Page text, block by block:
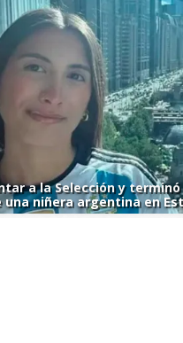
a la Selección y
una niñera argentina en